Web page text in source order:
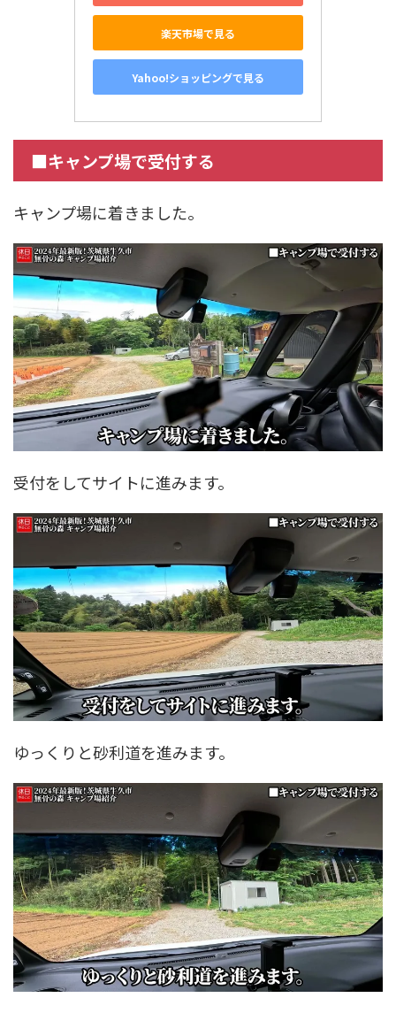
楽天市場で見る
Yahoo!ショッピングで見る
■キャンプ場で受付する
キャンプ場に着きました。
受付をしてサイトに進みます。
ゆっくりと砂利道を進みます。